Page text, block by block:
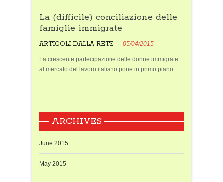
Da me a te
La (difficile) conciliazione delle
famiglie immigrate
ARTICOLI DALLA RETE 05/04/2015
La crescente partecipazione delle donne immigrate
al mercato del lavoro italiano pone in primo piano
ARCHIVES
June 2015
May 2015